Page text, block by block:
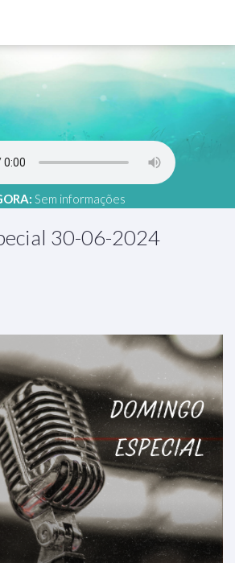
Sem informações
30-06-2024